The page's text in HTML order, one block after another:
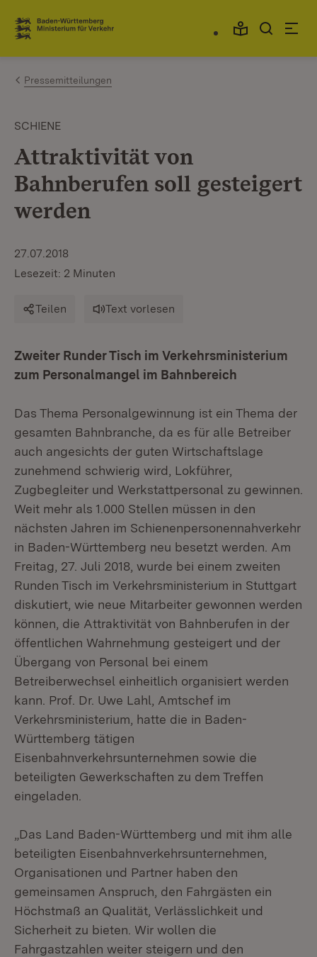
Zum Inhalt springen
Link zur Startseite
Pressemitteilungen
SCHIENE
Attraktivität von
Bahnberufen soll gesteigert
werden
27.07.2018
Lesezeit: 2 Minuten
Teilen Text vorlesen
Zweiter Runder Tisch im Verkehrsministerium
zum Personalmangel im Bahnbereich
Das Thema Personalgewinnung ist ein Thema der
gesamten Bahnbranche, da es für alle Betreiber
auch angesichts der guten Wirtschaftslage
zunehmend schwierig wird, Lokführer,
Zugbegleiter und Werkstattpersonal zu gewinnen.
Weit mehr als 1.000 Stellen müssen in den
nächsten Jahren im Schienenpersonennahverkehr
in Baden-Württemberg neu besetzt werden. Am
Freitag, 27. Juli 2018, wurde bei einem zweiten
Runden Tisch im Verkehrsministerium in Stuttgart
diskutiert, wie neue Mitarbeiter gewonnen werden
können, die Attraktivität von Bahnberufen in der
öffentlichen Wahrnehmung gesteigert und der
Übergang von Personal bei einem
Betreiberwechsel einheitlich organisiert werden
kann. Prof. Dr. Uwe Lahl, Amtschef im
Verkehrsministerium, hatte die in Baden-
Württemberg tätigen
Eisenbahnverkehrsunternehmen sowie die
beteiligten Gewerkschaften zu dem Treffen
eingeladen.
„Das Land Baden-Württemberg und mit ihm alle
beteiligten Eisenbahnverkehrsunternehmen,
Organisationen und Partner haben den
gemeinsamen Anspruch, den Fahrgästen ein
Höchstmaß an Qualität, Verlässlichkeit und
Sicherheit zu bieten. Wir wollen die
Fahrgastzahlen weiter steigern und den